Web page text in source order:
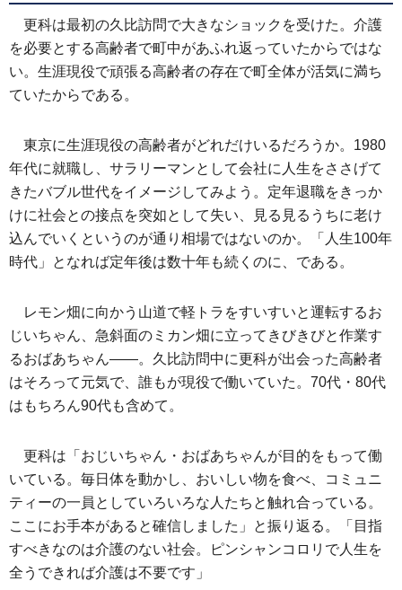
更科は最初の久比訪問で大きなショックを受けた。介護
を必要とする高齢者で町中があふれ返っていたからではな
い。生涯現役で頑張る高齢者の存在で町全体が活気に満ち
ていたからである。
東京に生涯現役の高齢者がどれだけいるだろうか。1980
年代に就職し、サラリーマンとして会社に人生をささげて
きたバブル世代をイメージしてみよう。定年退職をきっか
けに社会との接点を突如として失い、見る見るうちに老け
込んでいくというのが通り相場ではないのか。「人生100年
時代」となれば定年後は数十年も続くのに、である。
レモン畑に向かう山道で軽トラをすいすいと運転するお
じいちゃん、急斜面のミカン畑に立ってきびきびと作業す
るおばあちゃん――。久比訪問中に更科が出会った高齢者
はそろって元気で、誰もが現役で働いていた。70代・80代
はもちろん90代も含めて。
更科は「おじいちゃん・おばあちゃんが目的をもって働
いている。毎日体を動かし、おいしい物を食べ、コミュニ
ティーの一員としていろいろな人たちと触れ合っている。
ここにお手本があると確信しました」と振り返る。「目指
すべきなのは介護のない社会。ピンシャンコロリで人生を
全うできれば介護は不要です」